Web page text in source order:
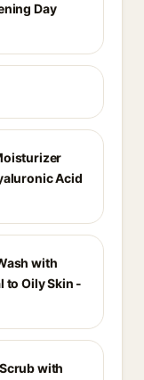
Day
Acid
with
to Oily Skin -
with